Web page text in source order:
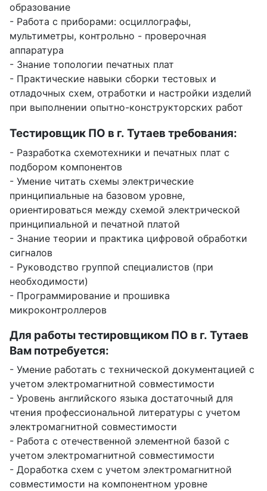
образование
- Работа с приборами: осциллографы,
мультиметры, контрольно - проверочная
аппаратура
- Знание топологии печатных плат
- Практические навыки сборки тестовых и
отладочных схем, отработки и настройки изделий
при выполнении опытно-конструкторских работ
Тестировщик ПО в г. Тутаев требования:
- Разработка схемотехники и печатных плат с
подбором компонентов
- Умение читать схемы электрические
принципиальные на базовом уровне,
ориентироваться между схемой электрической
принципиальной и печатной платой
- Знание теории и практика цифровой обработки
сигналов
- Руководство группой специалистов (при
необходимости)
- Программирование и прошивка
микроконтроллеров
Для работы тестировщиком ПО в г. Тутаев
Вам потребуется:
- Умение работать с технической документацией с
учетом электромагнитной совместимости
- Уровень английского языка достаточный для
чтения профессиональной литературы с учетом
электромагнитной совместимости
- Работа с отечественной элементной базой с
учетом электромагнитной совместимости
- Доработка схем с учетом электромагнитной
совместимости на компонентном уровне